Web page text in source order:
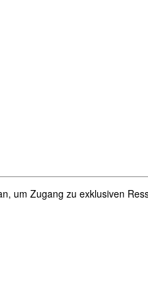
um Zugang zu exklusiven